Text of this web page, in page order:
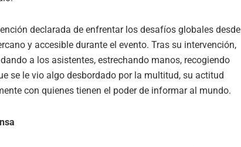
declarada de enfrentar los desafíos globales desde
y accesible durante el evento. Tras su intervención,
a los asistentes, estrechando manos, recogiendo
se le vio algo desbordado por la multitud, su actitud
con quienes tienen el poder de informar al mundo.